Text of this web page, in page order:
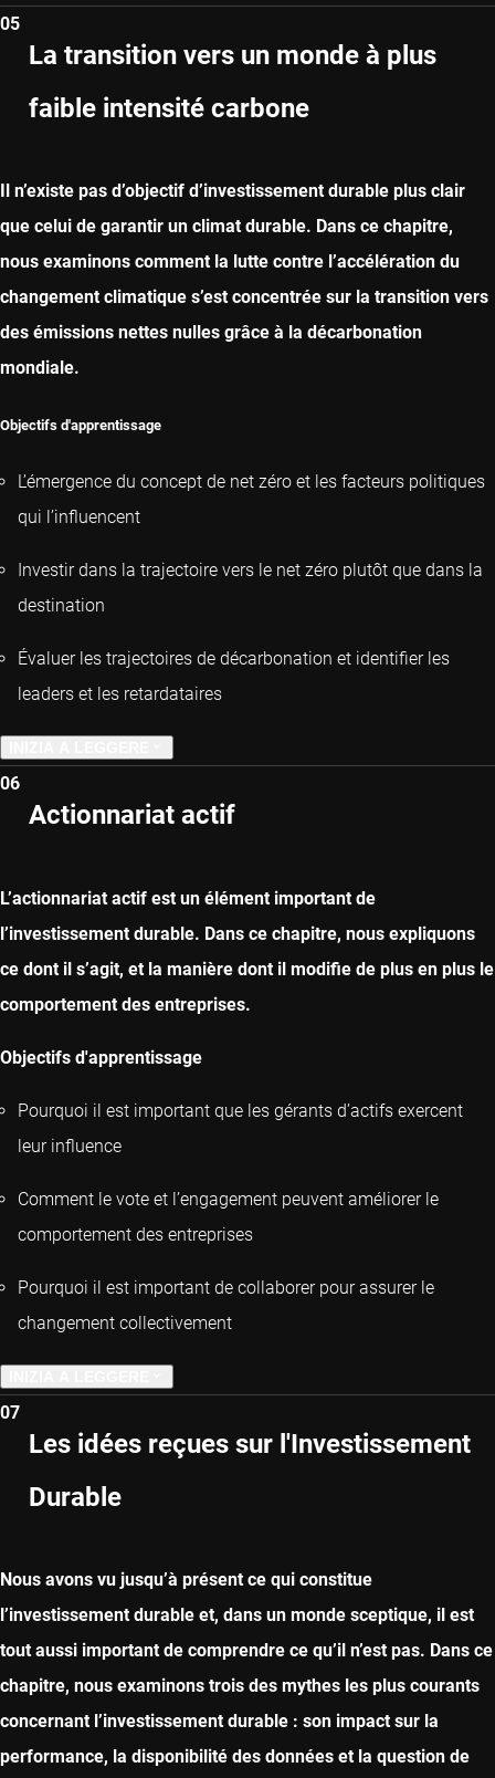
05
La transition vers un monde à plus
faible intensité carbone
Il n’existe pas d’objectif d’investissement durable plus clair
que celui de garantir un climat durable. Dans ce chapitre,
nous examinons comment la lutte contre l’accélération du
changement climatique s’est concentrée sur la transition vers
des émissions nettes nulles grâce à la décarbonation
mondiale.
Objectifs d'apprentissage
L’émergence du concept de net zéro et les facteurs politiques
qui l’influencent
Investir dans la trajectoire vers le net zéro plutôt que dans la
destination
Évaluer les trajectoires de décarbonation et identifier les
leaders et les retardataires
CAPITOLO PRECEDENTE
06
Actionnariat actif
L’actionnariat actif est un élément important de
l’investissement durable. Dans ce chapitre, nous expliquons
ce dont il s’agit, et la manière dont il modifie de plus en plus le
comportement des entreprises.
Objectifs d'apprentissage
Pourquoi il est important que les gérants d’actifs exercent
leur influence
Comment le vote et l’engagement peuvent améliorer le
comportement des entreprises
Pourquoi il est important de collaborer pour assurer le
changement collectivement
CAPITOLO PRECEDENTE
07
Les idées reçues sur l'Investissement
Durable
Nous avons vu jusqu’à présent ce qui constitue
l’investissement durable et, dans un monde sceptique, il est
tout aussi important de comprendre ce qu’il n’est pas. Dans ce
chapitre, nous examinons trois des mythes les plus courants
concernant l’investissement durable : son impact sur la
performance, la disponibilité des données et la question de